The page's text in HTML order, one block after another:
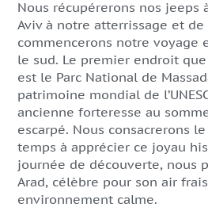
Nous récupérerons nos jeeps
Aviv à notre atterrissage et de
commencerons notre voyage
le sud. Le premier endroit
est le Parc National de
patrimoine mondial de
ancienne forteresse au
escarpé. Nous consacrerons
temps à apprécier ce joyau
journée de découverte, nous
Arad, célèbre pour son air
environnement calme.